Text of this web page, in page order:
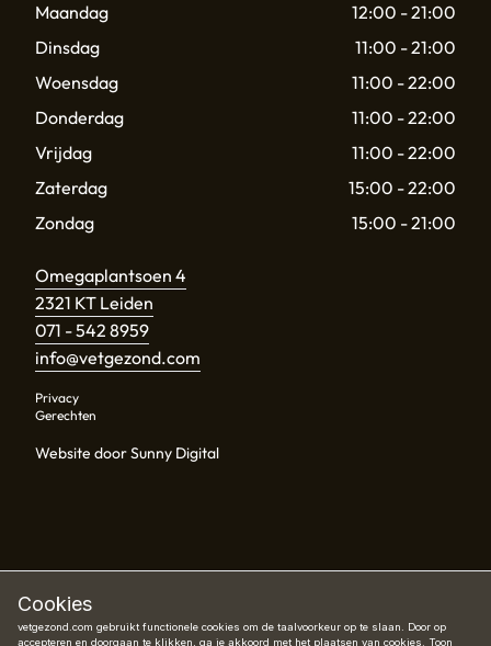
Cookies
vetgezond.com gebruikt functionele cookies om de taalvoorkeur op te slaan. Door op
accepteren en doorgaan te klikken, ga je akkoord met het plaatsen van cookies. Toon
Maandag
12:00 - 21:00
Dinsdag
11:00 - 21:00
Woensdag
11:00 - 22:00
Donderdag
11:00 - 22:00
Vrijdag
11:00 - 22:00
Zaterdag
15:00 - 22:00
Zondag
15:00 - 21:00
Omegaplantsoen 4
2321 KT Leiden
071 - 542 8959
info@vetgezond.com
Privacy
Gerechten
Website door Sunny Digital